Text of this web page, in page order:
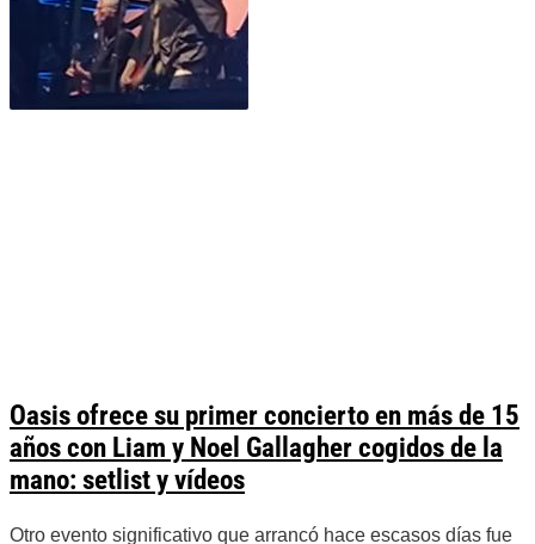
Oasis ofrece su primer concierto en más de 15
años con Liam y Noel Gallagher cogidos de la
mano: setlist y vídeos
Otro evento significativo que arrancó hace escasos días fue